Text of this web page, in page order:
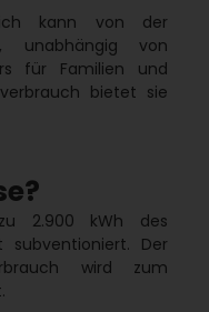
kann von der
unabhängig von
für Familien und
bietet sie
2.900 kWh des
subventioniert. Der
wird zum